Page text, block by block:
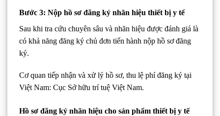
Bước 3: Nộp hồ sơ đăng ký nhãn hiệu thiết bị y tế
Sau khi tra cứu chuyên sâu và nhãn hiệu được đánh giá là
có khả năng đăng ký chủ đơn tiến hành nộp hồ sơ đăng
ký.
Cơ quan tiếp nhận và xử lý hồ sơ, thu lệ phí đăng ký tại
Việt Nam: Cục Sở hữu trí tuệ Việt Nam.
Hồ sơ đăng ký nhãn hiệu cho sản phẩm thiết bị y tế